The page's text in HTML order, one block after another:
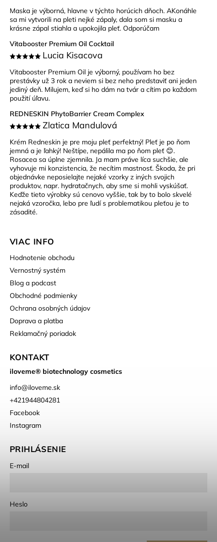
Maska je výborná, hlavne v týchto horúcich dňoch. AKonáhle
sa mi vytvorili na pleti nejké zápaly, dala som si masku a
krásne zápal stiahla a upokojila pleť. Odporúčam
Vitabooster Premium Oil Cocktail
Lucia Kisacova
Vitabooster Premium Oil je výborný, používam ho bez
prestávky už 3 rok a neviem si bez neho predstaviť ani jeden
jediný deň. Milujem, keď si ho dám na tvár a cítim po každom
použití úľavu.
REDNESKIN PhytoBarrier Cream Complex
Zlatica Mandulová
Krém Redneskin je pre moju pleť perfektný! Pleť je po ňom
jemná a je ľahký! Neštípe, nepálila ma po ňom pleť 😊.
Rosacea sa úplne zjemnila. Ja mam práve líca suchšie, ale
vyhovuje mi konzistencia, že necítim mastnosť. Škoda, že pri
objednávke neposielajte nejaké vzorky z iných svojich
produktov, napr. hydratačnych, aby sme si mohli vyskúšať.
Keďže tieto výrobky sú cenovo vyššie, tak by to bolo skvelé
nejaká vzoročka, lebo pre ľudí s problematikou pleťou je to
zásadité.
VIAC INFO
Hodnotenie obchodu
Vernostný systém
Blog a podcast
Obchodné podmienky
Ochrana osobných údajov
Doprava a platba
Reklamačný poriadok
KONTAKT
iloveme® biotechnology cosmetics
info@iloveme.sk
+421944804281
Facebook
Instagram
PRIHLÁSENIE
E-mail
Heslo